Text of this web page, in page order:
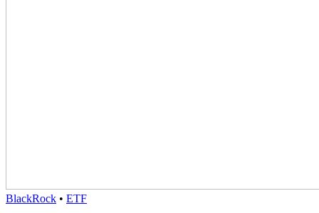
BlackRock • ETF